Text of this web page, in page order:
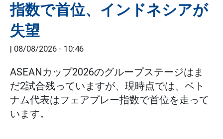
指数で首位、インドネシアが
失望
| 08/08/2026 - 10:46
ASEANカップ2026のグループステージはま
だ2試合残っていますが、現時点では、ベト
ナム代表はフェアプレー指数で首位を走って
います。